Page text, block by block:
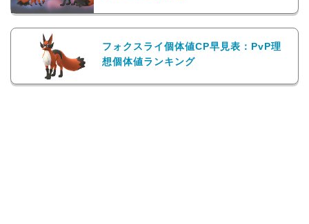
フォクスライ個体値CP早見表：PvP理
想個体値ランキング